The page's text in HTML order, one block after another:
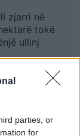
parties, or
for
zjarri në
tokë
ullinj
e 71-të
shumë”,
Ramës